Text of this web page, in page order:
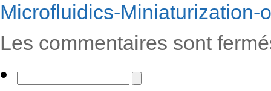
Microfluidics-Miniaturization-
Les commentaires sont